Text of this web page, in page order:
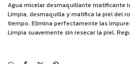
Agua micelar desmaquillante matificante
Limpia, desmaquilla y matifica la piel del
tiempo. Elimina perfectamente las
Limpia suavemente sin resecar la piel.